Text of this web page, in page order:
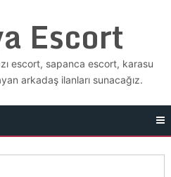
Escort
escort, sapanca escort, karasu
arkadaş ilanları sunacağız.